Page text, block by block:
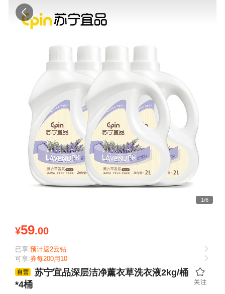
1/6
¥59.00
已享:预计返2云钻
可享:券每200用10
苏宁宜品深层洁净薰衣草洗衣液2kg/桶
*4桶